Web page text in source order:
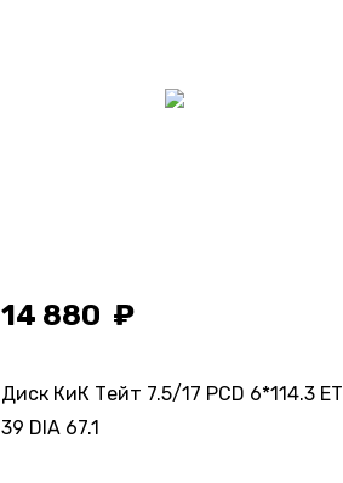
14 880
Диск КиК Тейт 7.5/17 PCD 6*114.3 ET
39 DIA 67.1